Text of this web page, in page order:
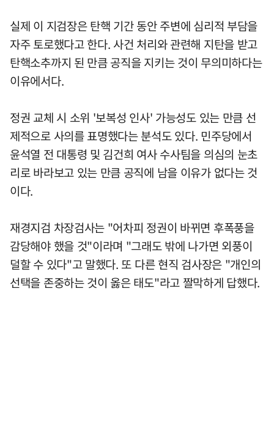
실제 이 지검장은 탄핵 기간 동안 주변에 심리적 부담을
자주 토로했다고 한다. 사건 처리와 관련해 지탄을 받고
탄핵소추까지 된 만큼 공직을 지키는 것이 무의미하다는
이유에서다.
정권 교체 시 소위 '보복성 인사' 가능성도 있는 만큼 선
제적으로 사의를 표명했다는 분석도 있다. 민주당에서
윤석열 전 대통령 및 김건희 여사 수사팀을 의심의 눈초
리로 바라보고 있는 만큼 공직에 남을 이유가 없다는 것
이다.
재경지검 차장검사는 "어차피 정권이 바뀌면 후폭풍을
감당해야 했을 것"이라며 "그래도 밖에 나가면 외풍이
덜할 수 있다"고 말했다. 또 다른 현직 검사장은 "개인의
선택을 존중하는 것이 옳은 태도"라고 짤막하게 답했다.